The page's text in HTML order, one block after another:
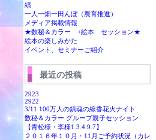
績
一人一畑一田んぼ（農育推進）
メディア掲載情報
★数秘＆カラー +絵本 セッション★
絵本の楽しみかた
イベント、セミナーご紹介
最近の投稿
2923
2922
3/11 100万人の鎮魂の線香花火ナイト
数秘＆カラー グループ親子セッション
【青松様・李様1.3.4.9.7】
２０１６年１０月・11月ご予約状況（カレ